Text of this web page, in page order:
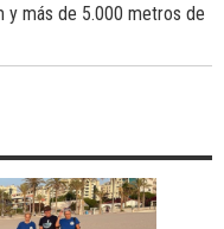
y más de 5.000 metros de